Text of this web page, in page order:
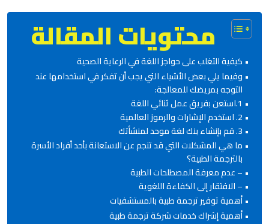
محتويات المقالة
كيفية التغلب على حواجز اللغة في الرعاية الصحية
وفيما يلي بعض الأشياء التي يجب أن تفكر في استخدامها عند
التوجه بمريضك للمعالجة:
1.استعن بفريق عمل ثنائي اللغة
2. استخدم الإشارات والرموز العالمية
3. قم بإنشاء بنك لغة موحد لمنشأتك
ما هي المشكلات التي قد تنجم عن الاستعانة بأحد أفراد الأسرة
بالترجمة الطبية؟
– عدم معرفة المصطلحات الطبية
– الافتقار إلى الكفاءة اللغوية
أهمية توفير ترجمة طبية بالمستشفيات
أهمية إشراك خدمات شركة ترجمة طبية